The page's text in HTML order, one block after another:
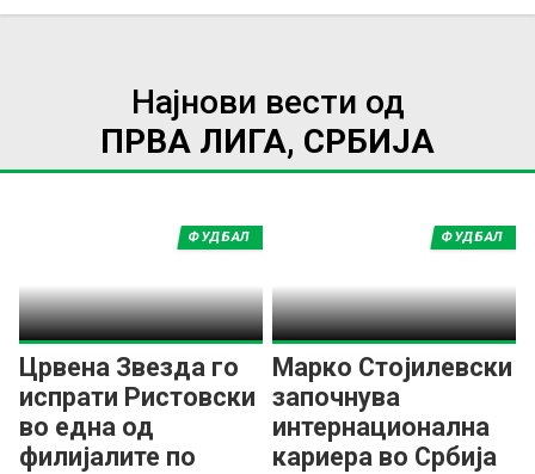
Најнови вести од
ПРВА ЛИГА, СРБИЈА
Црвена Звезда го
испрати Ристовски
во една од
филијалите по
ФУДБАЛ
Марко Стојилевски
започнува
интернационална
кариера во Србија
ФУДБАЛ